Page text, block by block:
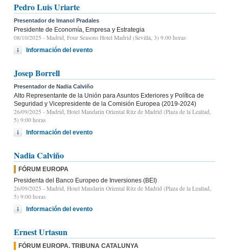
Pedro Luis Uriarte
Presentador de Imanol Pradales
Presidente de Economía, Empresa y Estrategia
08/10/2025 - Madrid, Four Seasons Hotel Madrid (Sevilla, 3) 9.00 horas
Información del evento
Josep Borrell
Presentador de Nadia Calviño
Alto Representante de la Unión para Asuntos Exteriores y Política de
Seguridad y Vicepresidente de la Comisión Europea (2019-2024)
26/09/2025 - Madrid, Hotel Mandarin Oriental Ritz de Madrid (Plaza de la Lealtad,
5) 9:00 horas
Información del evento
Nadia Calviño
FÓRUM EUROPA
Presidenta del Banco Europeo de Inversiones (BEI)
26/09/2025 - Madrid, Hotel Mandarin Oriental Ritz de Madrid (Plaza de la Lealtad,
5) 9:00 horas
Información del evento
Ernest Urtasun
FÓRUM EUROPA. TRIBUNA CATALUNYA